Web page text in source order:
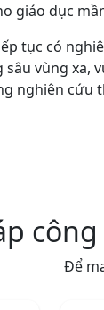
giáo dục
tục có
vùng xa,
nghiên cứu
Để